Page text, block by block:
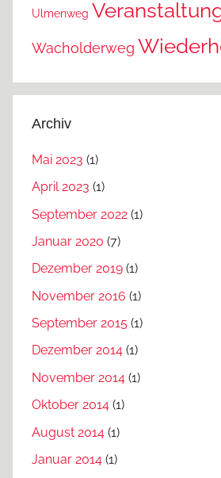
Ulmenweg
Wacholderweg
Archiv
Mai 2023 (1)
April 2023 (1)
September 2022 (1)
Januar 2020 (7)
Dezember 2019 (1)
November 2016 (1)
September 2015 (1)
Dezember 2014 (1)
November 2014 (1)
Oktober 2014 (1)
August 2014 (1)
Januar 2014 (1)